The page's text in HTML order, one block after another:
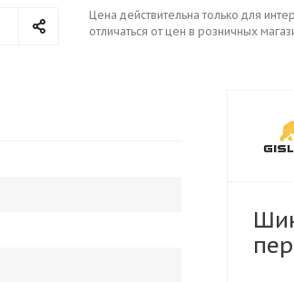
Цена действительна только для
отличаться от цен в розничных